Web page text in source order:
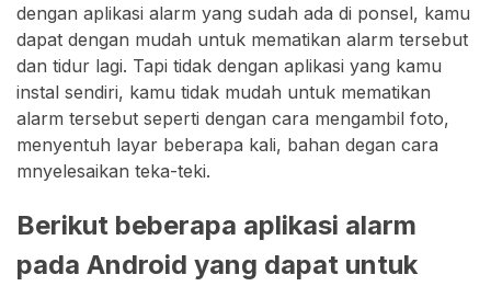
dengan aplikasi alarm yang sudah ada di ponsel, kamu
dapat dengan mudah untuk mematikan alarm tersebut
dan tidur lagi. Tapi tidak dengan aplikasi yang kamu
instal sendiri, kamu tidak mudah untuk mematikan
alarm tersebut seperti dengan cara mengambil foto,
menyentuh layar beberapa kali, bahan degan cara
mnyelesaikan teka-teki.
Berikut beberapa aplikasi alarm
pada Android yang dapat untuk